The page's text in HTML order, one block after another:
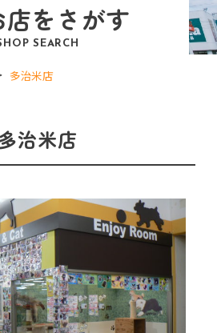
店をさがす
SEARCH
多治米店
治米店